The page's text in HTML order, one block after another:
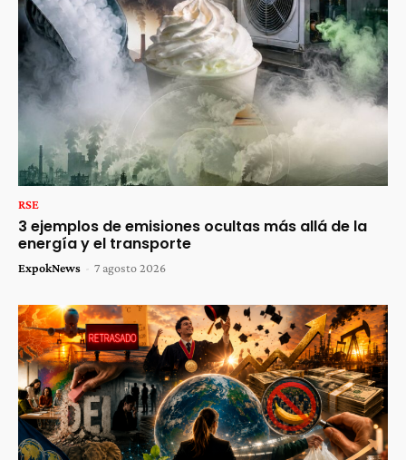
RSE
3 ejemplos de emisiones ocultas más allá de la
energía y el transporte
ExpokNews - 7 agosto 2026